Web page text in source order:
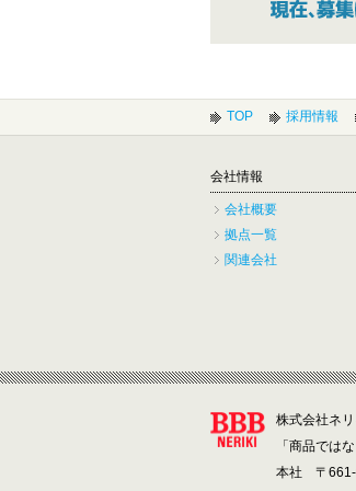
TOP 採用情報
会社情報
会社概要
拠点一覧
関連会社
株式会社ネ
「商品では
本社 〒661-